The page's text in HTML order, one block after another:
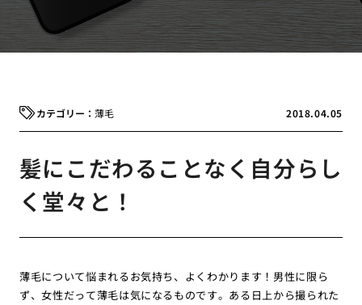
2018.04.05
薄毛
髪にこだわることなく自分らし
く堂々と！
薄毛について悩まれるお気持ち、よくわかります！男性に限ら
ず、女性だって薄毛は気になるものです。ある日上から撮られた